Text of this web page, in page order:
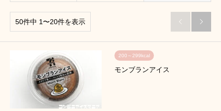
50件中 1〜20件を表示  
200～299kcal
モンブランアイス